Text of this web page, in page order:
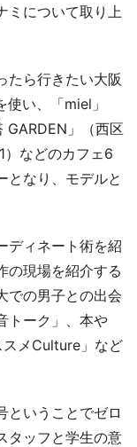
ミについて取り上
たら行きたい大阪
い、「miel」
GARDEN」（西区
）などのカフェ6
となり、モデルと
ディネート術を紹
の現場を紹介する
での男子との出会
トーク」、本や
メCulture」など
いうことでゼロ
タッフと学生の意